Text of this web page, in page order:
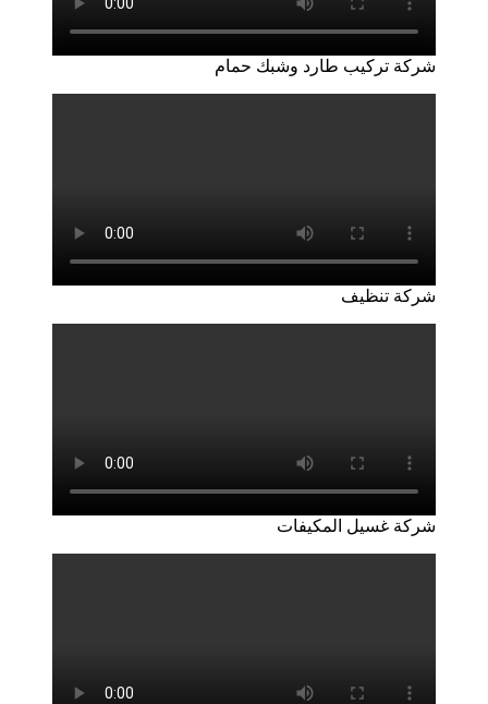
شركة تركيب طارد وشبك حمام
شركة تنظيف
شركة غسيل المكيفات